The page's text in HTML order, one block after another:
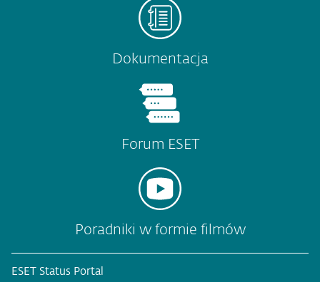
Dokumentacja
Forum ESET
Poradniki w formie filmów
ESET Status Portal